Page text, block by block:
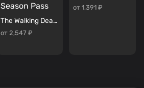
The Walking Dead: The Final Season - Season Pass
от 2,547 ₽
от 1,391 ₽